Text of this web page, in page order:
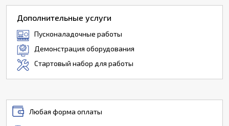
Дополнительные услуги
Пусконаладочные работы
Демонстрация оборудования
Стартовый набор для работы
Любая форма оплаты